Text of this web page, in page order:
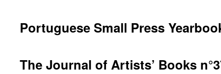
Portuguese Small Press
The Journal of Artists’ Books